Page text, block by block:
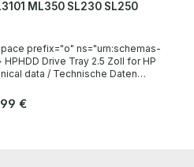
ML350 SL230 SL250
prefix="o" ns="urn:schemas-
Drive Tray 2.5 Zoll for HP
data / Technische Daten
BL420c Gen8, BL460c Gen8,
Gen8, DL320e Gen8, DL360e
BL660c Gen9, WS460 Gen9,
Preis:
€